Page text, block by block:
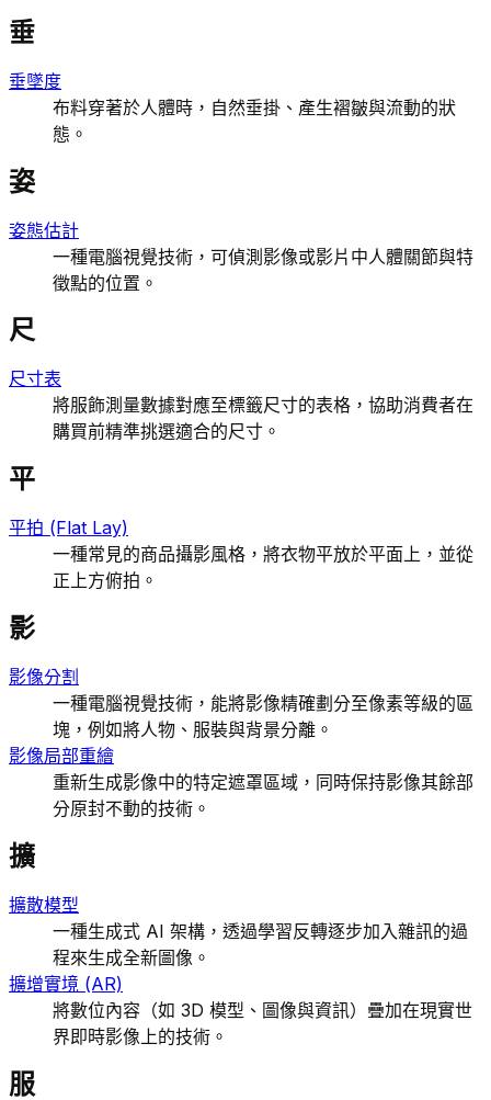
垂
垂墜度
布料穿著於人體時，自然垂掛、產生褶皺與流動的狀
態。
姿
姿態估計
一種電腦視覺技術，可偵測影像或影片中人體關節與特
徵點的位置。
尺
尺寸表
將服飾測量數據對應至標籤尺寸的表格，協助消費者在
購買前精準挑選適合的尺寸。
平
平拍 (Flat Lay)
一種常見的商品攝影風格，將衣物平放於平面上，並從
正上方俯拍。
影
影像分割
一種電腦視覺技術，能將影像精確劃分至像素等級的區
塊，例如將人物、服裝與背景分離。
影像局部重繪
重新生成影像中的特定遮罩區域，同時保持影像其餘部
分原封不動的技術。
擴
擴散模型
一種生成式 AI 架構，透過學習反轉逐步加入雜訊的過
程來生成全新圖像。
擴增實境 (AR)
將數位內容（如 3D 模型、圖像與資訊）疊加在現實世
界即時影像上的技術。
服